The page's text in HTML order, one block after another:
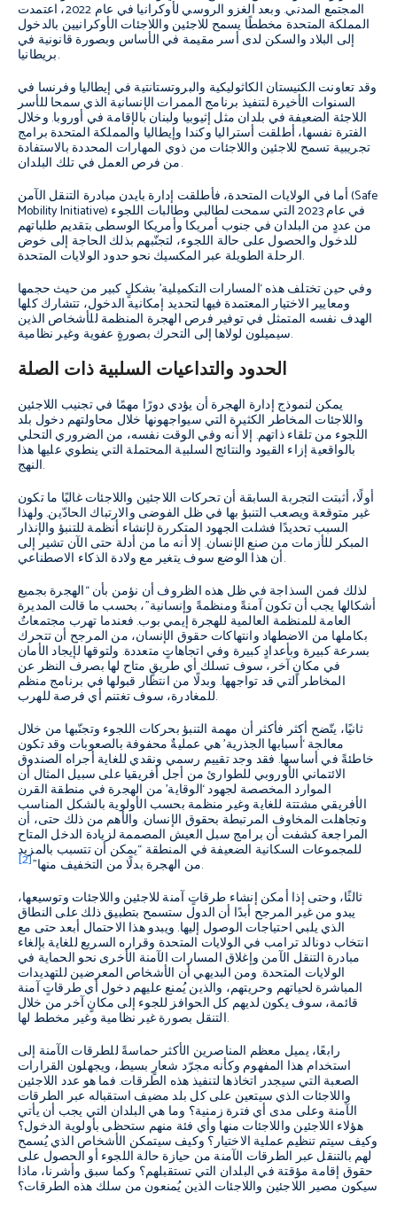
المجتمع المدني. وبعد الغزو الروسي لأوكرانيا في عام 2022، اعتمدت
المملكة المتحدة مخططًا يسمح للاجئين واللاجئات الأوكرانيين بالدخول
إلى البلاد والسكن لدى أسر مقيمة في الأساس وبصورة قانونية في
بريطانيا.
وقد تعاونت الكنيستان الكاثوليكية والبروتستانتية في إيطاليا وفرنسا في
السنوات الأخيرة لتنفيذ برنامج الممرات الإنسانية الذي سمحا للأسر
اللاجئة الضعيفة في بلدان مثل إثيوبيا ولبنان بالإقامة في أوروبا. وخلال
الفترة نفسها، أطلقت أستراليا وكندا وإيطاليا والمملكة المتحدة برامج
تجريبية تسمح للاجئين واللاجئات من ذوي المهارات المحددة بالاستفادة
من فرص العمل في تلك البلدان.
أما في الولايات المتحدة، فأطلقت إدارة بايدن مبادرة التنقل الآمن (Safe
Mobility Initiative) في عام 2023 التي سمحت لطالبي وطالبات اللجوء
من عددٍ من البلدان في جنوب أمريكا وأمريكا الوسطى بتقديم طلباتهم
للدخول والحصول على حالة اللجوء، لتجنّبهم بذلك الحاجة إلى خوض
الرحلة الطويلة عبر المكسيك نحو حدود الولايات المتحدة.
وفي حين تختلف هذه ‘المسارات التكميلية’ بشكلٍ كبير من حيث حجمها
ومعايير الاختيار المعتمدة فيها لتحديد إمكانية الدخول، تتشارك كلها
الهدف نفسه المتمثل في توفير فرص الهجرة المنظمة للأشخاص الذين
سيميلون لولاها إلى التحرك بصورةٍ عفوية وغير نظامية.
الحدود والتداعيات السلبية ذات الصلة
يمكن لنموذج إدارة الهجرة أن يؤدي دورًا مهمًا في تجنيب اللاجئين
واللاجئات المخاطر الكثيرة التي سيواجهونها خلال محاولتهم دخول بلد
اللجوء من تلقاء ذاتهم. إلا أنه وفي الوقت نفسه، من الضروري التحلي
بالواقعية إزاء القيود والنتائج السلبية المحتملة التي ينطوي عليها هذا
النهج.
أولًا، أثبتت التجربة السابقة أن تحركات اللاجئين واللاجئات غالبًا ما تكون
غير متوقعة ويصعب التنبؤ بها في ظل الفوضى والارتباك الحادّين. ولهذا
السبب تحديدًا فشلت الجهود المتكررة لإنشاء أنظمة للتنبؤ والإنذار
المبكر للأزمات من صنع الإنسان. إلا أنه ما من أدلة حتى الآن تشير إلى
أن هذا الوضع سوف يتغير مع ولادة الذكاء الاصطناعي.
لذلك فمن السذاجة في ظل هذه الظروف أن نؤمن بأن “الهجرة بجميع
أشكالها يجب أن تكون آمنةً ومنظمةً وإنسانية”، بحسب ما قالت المديرة
العامة للمنظمة العالمية للهجرة إيمي بوب. فعندما تهرب مجتمعاتٌ
بكاملها من الاضطهاد وانتهاكات حقوق الإنسان، من المرجح أن تتحرك
بسرعة كبيرة وبأعدادٍ كبيرة وفي اتجاهاتٍ متعددة. ولتوقها لإيجاد الأمان
في مكانٍ آخر، سوف تسلك أي طريقٍ متاح لها بصرف النظر عن
المخاطر التي قد تواجهها. وبدلًا من انتظار قبولها في برنامج منظم
للمغادرة، سوف تغتنم أي فرصة للهرب.
ثانيًا، يتّضح أكثر فأكثر أن مهمة التنبؤ بحركات اللجوء وتجنّبها من خلال
معالجة ‘أسبابها الجذرية’ هي عمليةٌ محفوفة بالصعوبات وقد تكون
خاطئةً في أساسها. فقد وجد تقييم رسمي ونقدي للغاية أجراه الصندوق
الائتماني الأوروبي للطوارئ من أجل أفريقيا على سبيل المثال أن
الموارد المخصصة لجهود ‘الوقاية’ من الهجرة في منطقة القرن
الأفريقي مشتتة للغاية وغير منظمة بحسب الأولوية بالشكل المناسب
وتجاهلت المخاوف المرتبطة بحقوق الإنسان. والأهم من ذلك حتى، أن
المراجعة كشفت أن برامج سبل العيش المصممة لزيادة الدخل المتاح
للمجموعات السكانية الضعيفة في المنطقة “يمكن أن تتسبب بالمزيد
من الهجرة بدلًا من التخفيف منها”[2]
.
ثالثًا، وحتى إذا أمكن إنشاء طرقاتٍ آمنة للاجئين واللاجئات وتوسيعها،
يبدو من غير المرجح أبدًا أن الدول ستسمح بتطبيق ذلك على النطاق
الذي يلبي احتياجات الوصول إليها. ويبدو هذا الاحتمال أبعد حتى مع
انتخاب دونالد ترامب في الولايات المتحدة وقراره السريع للغاية بإلغاء
مبادرة التنقل الآمن وإغلاق المسارات الآمنة الأخرى نحو الحماية في
الولايات المتحدة. ومن البديهي أن الأشخاص المعرضين للتهديدات
المباشرة لحياتهم وحريتهم، والذين يُمنع عليهم دخول أي طرقاتٍ آمنة
قائمة، سوف يكون لديهم كل الحوافز للجوء إلى مكانٍ آخر من خلال
التنقل بصورة غير نظامية وغير مخطط لها.
رابعًا، يميل معظم المناصرين الأكثر حماسةً للطرقات الآمنة إلى
استخدام هذا المفهوم وكأنه مجرّد شعارٍ بسيط، ويجهلون القرارات
الصعبة التي سيجدر اتخاذها لتنفيذ هذه الطرقات. فما هو عدد اللاجئين
واللاجئات الذي سيتعين على كل بلد مضيف استقباله عبر الطرقات
الآمنة وعلى مدى أي فترة زمنية؟ وما هي البلدان التي يجب أن يأتي
هؤلاء اللاجئين واللاجئات منها وأي فئة منهم ستحظى بأولوية الدخول؟
وكيف سيتم تنظيم عملية الاختيار؟ وكيف سيتمكن الأشخاص الذي يُسمح
لهم بالتنقل عبر الطرقات الآمنة من حيازة حالة اللجوء أو الحصول على
حقوق إقامة مؤقتة في البلدان التي تستقبلهم؟ وكما سبق وأشرنا، ماذا
سيكون مصير اللاجئين واللاجئات الذين يُمنعون من سلك هذه الطرقات؟